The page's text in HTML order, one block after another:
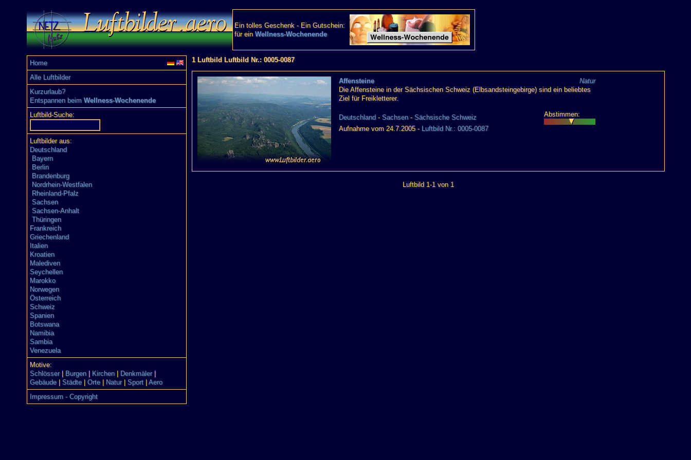
Ein tolles Geschenk - Ein Gutschein:
für ein Wellness-Wochenende
Home
Alle Luftbilder
Kurzurlaub?
Entspannen beim Wellness-Wochenende
Luftbild-Suche:
Luftbilder aus:
Deutschland
Bayern
Berlin
Brandenburg
Nordrhein-Westfalen
Rheinland-Pfalz
Sachsen
Sachsen-Anhalt
Thüringen
Frankreich
Griechenland
Italien
Kroatien
Malediven
Seychellen
Marokko
Norwegen
Österreich
Schweiz
Spanien
Botswana
Namibia
Sambia
Venezuela
Motive:
Schlösser| Burgen| Kirchen| Denkmäler|
Gebäude| Städte| Orte| Natur| Sport| Aero
Impressum - Copyright
1 Luftbild Luftbild Nr.: 0005-0087
Affensteine
Natur
Die Affensteine in der Sächsischen Schweiz (Elbsandsteingebirge) sind ein beliebtes
Ziel für Freikletterer.
Deutschland- Sachsen- Sächsische Schweiz
Abstimmen:
Aufnahme vom 24.7.2005 - Luftbild Nr.: 0005-0087
Luftbild 1-1 von 1